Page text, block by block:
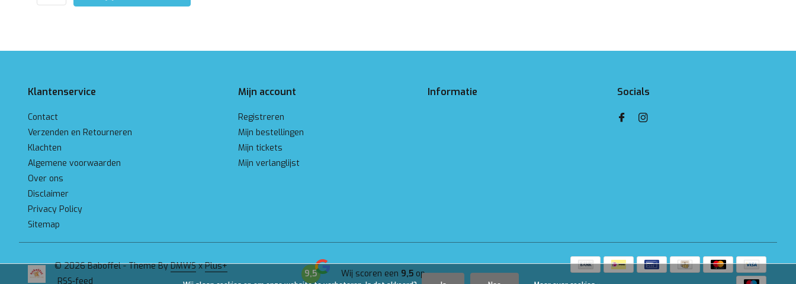
Klantenservice
Contact
Verzenden en Retourneren
Klachten
Algemene voorwaarden
Over ons
Disclaimer
Privacy Policy
Sitemap
Mijn account
Registreren
Mijn bestellingen
Mijn tickets
Mijn verlanglijst
Informatie Socials
© 2026 Baboffel - Theme ByDMWSxPlus+
RSS-feed
9,5 Wij scoren een 9,5opGoogle